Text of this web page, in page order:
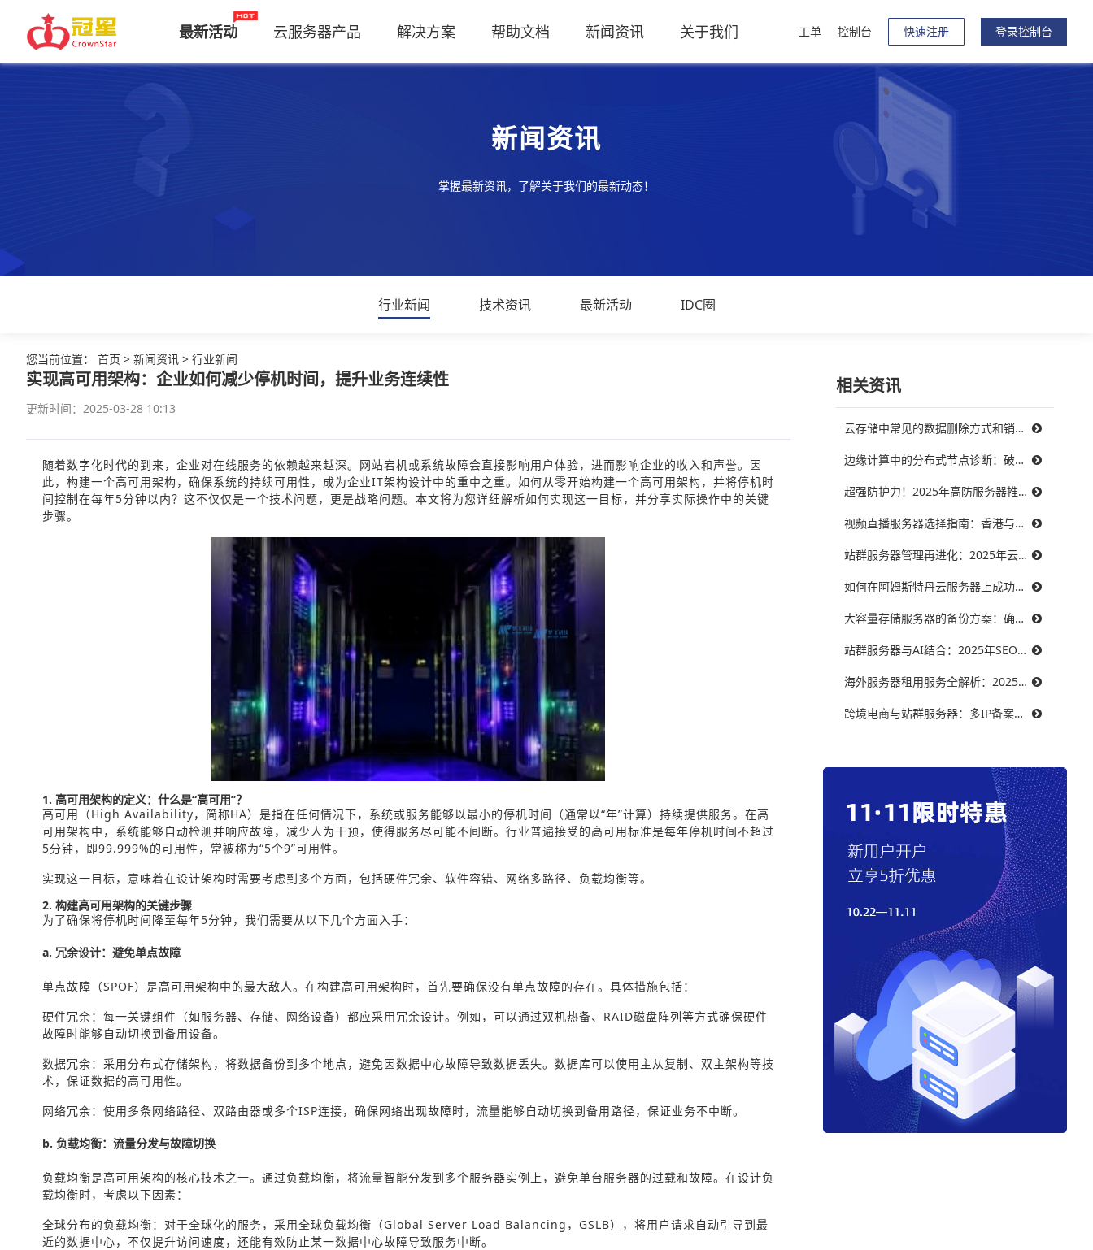
最新活动 云服务器产品 解决方案 帮助文档 新闻资讯 关于我们 工单 控制台 快速注册 登录控制台
新闻资讯
掌握最新资讯，了解关于我们的最新动态！
行业新闻 技术资讯 最新活动 IDC圈
您当前位置： 首页 > 新闻资讯 > 行业新闻
实现高可用架构：企业如何减少停机时间，提升业务连续性
更新时间：2025-03-28 10:13
随着数字化时代的到来，企业对在线服务的依赖越来越深。网站宕机或系统故障会直接影响用户体验，进而影响企业的收入和声誉。因
此，构建一个高可用架构，确保系统的持续可用性，成为企业IT架构设计中的重中之重。如何从零开始构建一个高可用架构，并将停机时
间控制在每年5分钟以内？这不仅仅是一个技术问题，更是战略问题。本文将为您详细解析如何实现这一目标，并分享实际操作中的关键
步骤。
1. 高可用架构的定义：什么是“高可用”？
高可用（High Availability，简称HA）是指在任何情况下，系统或服务能够以最小的停机时间（通常以“年”计算）持续提供服务。在高
可用架构中，系统能够自动检测并响应故障，减少人为干预，使得服务尽可能不间断。行业普遍接受的高可用标准是每年停机时间不超过
5分钟，即99.999%的可用性，常被称为“5个9”可用性。
实现这一目标，意味着在设计架构时需要考虑到多个方面，包括硬件冗余、软件容错、网络多路径、负载均衡等。
2. 构建高可用架构的关键步骤
为了确保将停机时间降至每年5分钟，我们需要从以下几个方面入手：
a. 冗余设计：避免单点故障
单点故障（SPOF）是高可用架构中的最大敌人。在构建高可用架构时，首先要确保没有单点故障的存在。具体措施包括：
硬件冗余：每一关键组件（如服务器、存储、网络设备）都应采用冗余设计。例如，可以通过双机热备、RAID磁盘阵列等方式确保硬件
故障时能够自动切换到备用设备。
数据冗余：采用分布式存储架构，将数据备份到多个地点，避免因数据中心故障导致数据丢失。数据库可以使用主从复制、双主架构等技
术，保证数据的高可用性。
网络冗余：使用多条网络路径、双路由器或多个ISP连接，确保网络出现故障时，流量能够自动切换到备用路径，保证业务不中断。
b. 负载均衡：流量分发与故障切换
负载均衡是高可用架构的核心技术之一。通过负载均衡，将流量智能分发到多个服务器实例上，避免单台服务器的过载和故障。在设计负
载均衡时，考虑以下因素：
全球分布的负载均衡：对于全球化的服务，采用全球负载均衡（Global Server Load Balancing，GSLB），将用户请求自动引导到最
近的数据中心，不仅提升访问速度，还能有效防止某一数据中心故障导致服务中断。
相关资讯
云存储中常见的数据删除方式和销毁策略
边缘计算中的分布式节点诊断：破解三大难题，提升系统可靠性
超强防护力！2025年高防服务器推荐，保障你的在线服务不受威胁
视频直播服务器选择指南：香港与美国带宽对比，哪个更能满足需求？
站群服务器管理再进化：2025年云技术提升效率的最佳实践
如何在阿姆斯特丹云服务器上成功搭建智能制造系统？
大容量存储服务器的备份方案：确保数据安全无忧
站群服务器与AI结合：2025年SEO优化的未来趋势
海外服务器租用服务全解析：2025年十大优秀提供商推荐
跨境电商与站群服务器：多IP备案挑战与合法合规策略